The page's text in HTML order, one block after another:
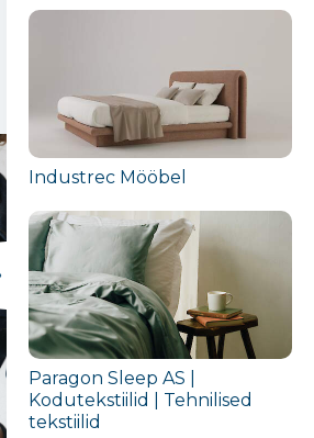
Industrec Mööbel
Paragon Sleep AS |
Kodutekstiilid | Tehnilised
tekstiilid